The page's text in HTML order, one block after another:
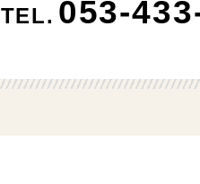
TEL.053-